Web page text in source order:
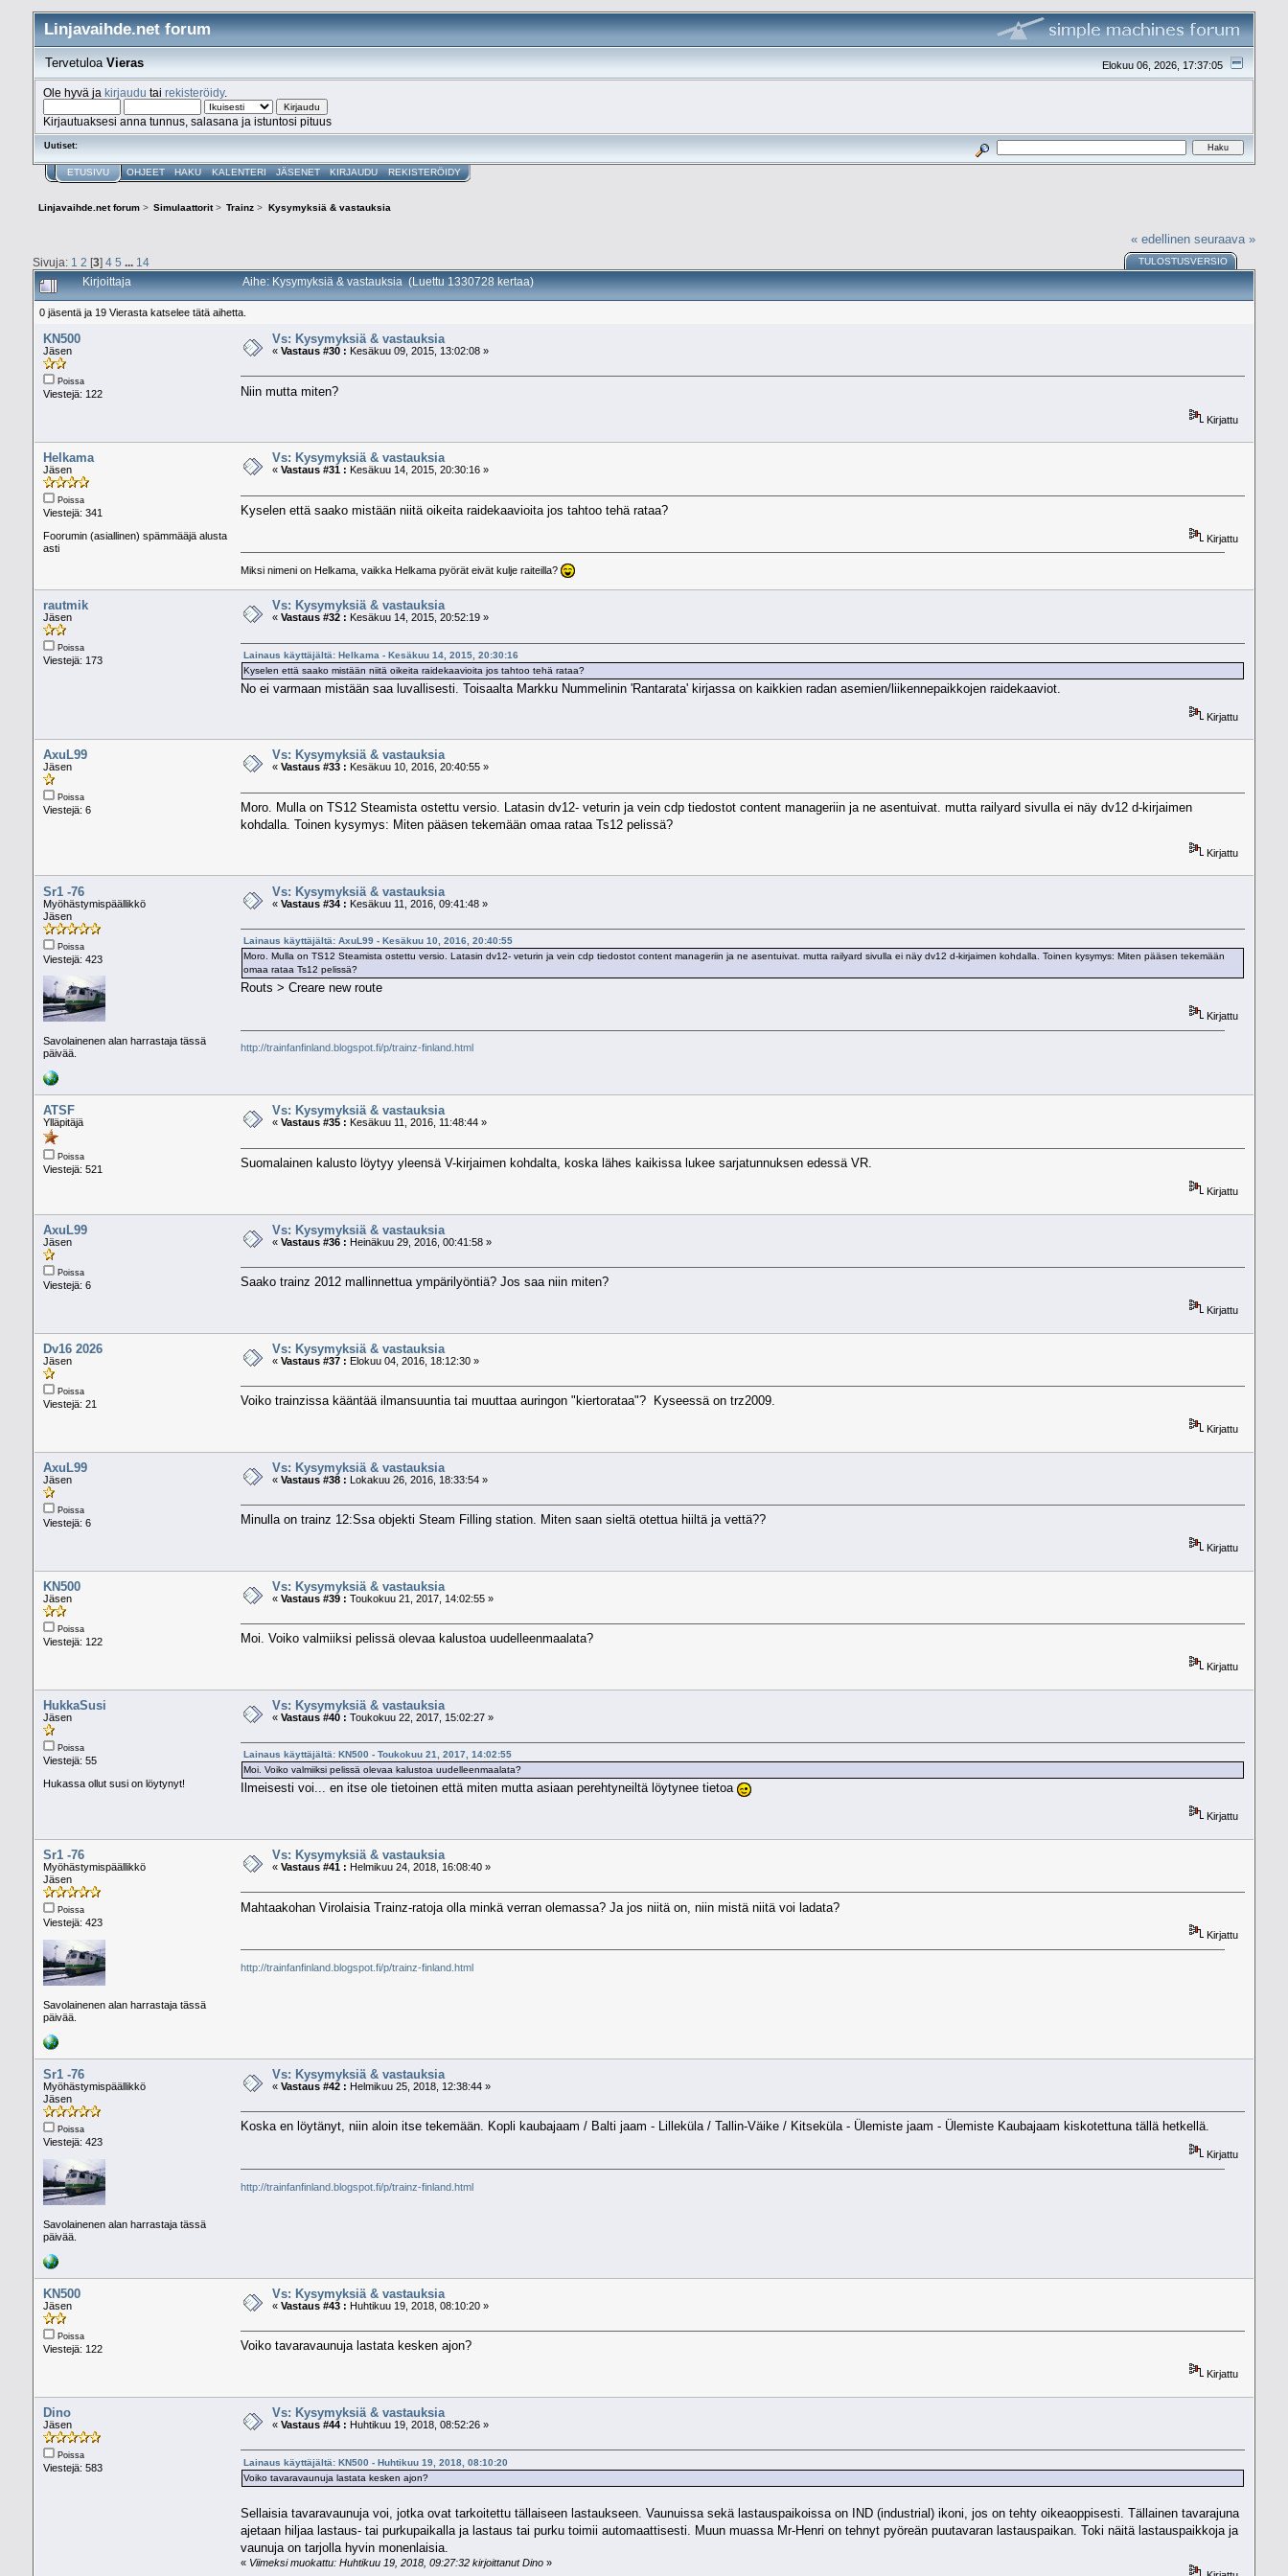
Linjavaihde.net forum
Elokuu 06, 2026, 17:37:05
TervetuloaVieras
Ole hyvä ja kirjaudu tai rekisteröidy.
Kirjautuaksesi anna tunnus, salasana ja istuntosi pituus
Uutiset:
ETUSIVU OHJEET HAKU KALENTERI JÄSENET KIRJAUDU REKISTERÖIDY
Linjavaihde.net forum > Simulaattorit> Trainz > Kysymyksiä & vastauksia
« edellinen seuraava »
Sivuja: 1 2 [3] 4 5 ... 14 TULOSTUSVERSIO
Kirjoittaja Aihe: Kysymyksiä & vastauksia (Luettu 1330728 kertaa)
0 jäsentä ja 19 Vierasta katselee tätä aihetta.
KN500
Jäsen
Poissa
Viestejä: 122
Vs: Kysymyksiä & vastauksia
« Vastaus #30 : Kesäkuu 09, 2015, 13:02:08 »
Niin mutta miten?
Kirjattu
Helkama
Jäsen
Poissa
Viestejä: 341
Foorumin (asiallinen) spämmääjä alusta
asti
Vs: Kysymyksiä & vastauksia
« Vastaus #31 : Kesäkuu 14, 2015, 20:30:16 »
Kyselen että saako mistään niitä oikeita raidekaavioita jos tahtoo tehä rataa?
Kirjattu
Miksi nimeni on Helkama, vaikka Helkama pyörät eivät kulje raiteilla?
rautmik
Jäsen
Poissa
Viestejä: 173
Vs: Kysymyksiä & vastauksia
« Vastaus #32 : Kesäkuu 14, 2015, 20:52:19 »
Lainaus käyttäjältä: Helkama - Kesäkuu 14, 2015, 20:30:16
Kyselen että saako mistään niitä oikeita raidekaavioita jos tahtoo tehä rataa?
No ei varmaan mistään saa luvallisesti. Toisaalta Markku Nummelinin 'Rantarata' kirjassa on kaikkien radan asemien/liikennepaikkojen raidekaaviot.
Kirjattu
AxuL99
Jäsen
Poissa
Viestejä: 6
Vs: Kysymyksiä & vastauksia
« Vastaus #33 : Kesäkuu 10, 2016, 20:40:55 »
Moro. Mulla on TS12 Steamista ostettu versio. Latasin dv12- veturin ja vein cdp tiedostot content manageriin ja ne asentuivat. mutta railyard sivulla ei näy dv12 d-kirjaimen
kohdalla. Toinen kysymys: Miten pääsen tekemään omaa rataa Ts12 pelissä?
Kirjattu
Sr1 -76
Myöhästymispäällikkö
Jäsen
Poissa
Viestejä: 423
Savolainenen alan harrastaja tässä
päivää.
Vs: Kysymyksiä & vastauksia
« Vastaus #34 : Kesäkuu 11, 2016, 09:41:48 »
Lainaus käyttäjältä: AxuL99 - Kesäkuu 10, 2016, 20:40:55
Moro. Mulla on TS12 Steamista ostettu versio. Latasin dv12- veturin ja vein cdp tiedostot content manageriin ja ne asentuivat. mutta railyard sivulla ei näy dv12 d-kirjaimen kohdalla. Toinen kysymys: Miten pääsen tekemään
omaa rataa Ts12 pelissä?
Routs > Creare new route
Kirjattu
http://trainfanfinland.blogspot.fi/p/trainz-finland.html
ATSF
Ylläpitäjä
Poissa
Viestejä: 521
Vs: Kysymyksiä & vastauksia
« Vastaus #35 : Kesäkuu 11, 2016, 11:48:44 »
Suomalainen kalusto löytyy yleensä V-kirjaimen kohdalta, koska lähes kaikissa lukee sarjatunnuksen edessä VR.
Kirjattu
AxuL99
Jäsen
Poissa
Viestejä: 6
Vs: Kysymyksiä & vastauksia
« Vastaus #36 : Heinäkuu 29, 2016, 00:41:58 »
Saako trainz 2012 mallinnettua ympärilyöntiä? Jos saa niin miten?
Kirjattu
Dv16 2026
Jäsen
Poissa
Viestejä: 21
Vs: Kysymyksiä & vastauksia
« Vastaus #37 : Elokuu 04, 2016, 18:12:30 »
Voiko trainzissa kääntää ilmansuuntia tai muuttaa auringon "kiertorataa"? Kyseessä on trz2009.
Kirjattu
AxuL99
Jäsen
Poissa
Viestejä: 6
Vs: Kysymyksiä & vastauksia
« Vastaus #38 : Lokakuu 26, 2016, 18:33:54 »
Minulla on trainz 12:Ssa objekti Steam Filling station. Miten saan sieltä otettua hiiltä ja vettä??
Kirjattu
KN500
Jäsen
Poissa
Viestejä: 122
Vs: Kysymyksiä & vastauksia
« Vastaus #39 : Toukokuu 21, 2017, 14:02:55 »
Moi. Voiko valmiiksi pelissä olevaa kalustoa uudelleenmaalata?
Kirjattu
HukkaSusi
Jäsen
Poissa
Viestejä: 55
Hukassa ollut susi on löytynyt!
Vs: Kysymyksiä & vastauksia
« Vastaus #40 : Toukokuu 22, 2017, 15:02:27 »
Lainaus käyttäjältä: KN500 - Toukokuu 21, 2017, 14:02:55
Moi. Voiko valmiiksi pelissä olevaa kalustoa uudelleenmaalata?
Ilmeisesti voi... en itse ole tietoinen että miten mutta asiaan perehtyneiltä löytynee tietoa
Kirjattu
Sr1 -76
Myöhästymispäällikkö
Jäsen
Poissa
Viestejä: 423
Savolainenen alan harrastaja tässä
päivää.
Vs: Kysymyksiä & vastauksia
« Vastaus #41 : Helmikuu 24, 2018, 16:08:40 »
Mahtaakohan Virolaisia Trainz-ratoja olla minkä verran olemassa? Ja jos niitä on, niin mistä niitä voi ladata?
Kirjattu
http://trainfanfinland.blogspot.fi/p/trainz-finland.html
Sr1 -76
Myöhästymispäällikkö
Jäsen
Poissa
Viestejä: 423
Savolainenen alan harrastaja tässä
päivää.
Vs: Kysymyksiä & vastauksia
« Vastaus #42 : Helmikuu 25, 2018, 12:38:44 »
Koska en löytänyt, niin aloin itse tekemään. Kopli kaubajaam / Balti jaam - Lilleküla / Tallin-Väike / Kitseküla - Ülemiste jaam - Ülemiste Kaubajaam kiskotettuna tällä hetkellä.
Kirjattu
http://trainfanfinland.blogspot.fi/p/trainz-finland.html
KN500
Jäsen
Poissa
Viestejä: 122
Vs: Kysymyksiä & vastauksia
« Vastaus #43 : Huhtikuu 19, 2018, 08:10:20 »
Voiko tavaravaunuja lastata kesken ajon?
Kirjattu
Dino
Jäsen
Poissa
Viestejä: 583
Vs: Kysymyksiä & vastauksia
« Vastaus #44 : Huhtikuu 19, 2018, 08:52:26 »
Lainaus käyttäjältä: KN500 - Huhtikuu 19, 2018, 08:10:20
Voiko tavaravaunuja lastata kesken ajon?
Sellaisia tavaravaunuja voi, jotka ovat tarkoitettu tällaiseen lastaukseen. Vaunuissa sekä lastauspaikoissa on IND (industrial) ikoni, jos on tehty oikeaoppisesti. Tällainen tavarajuna
ajetaan hiljaa lastaus- tai purkupaikalla ja lastaus tai purku toimii automaattisesti. Muun muassa Mr-Henri on tehnyt pyöreän puutavaran lastauspaikan. Toki näitä lastauspaikkoja ja
vaunuja on tarjolla hyvin monenlaisia.
« Viimeksi muokattu: Huhtikuu 19, 2018, 09:27:32 kirjoittanut Dino »